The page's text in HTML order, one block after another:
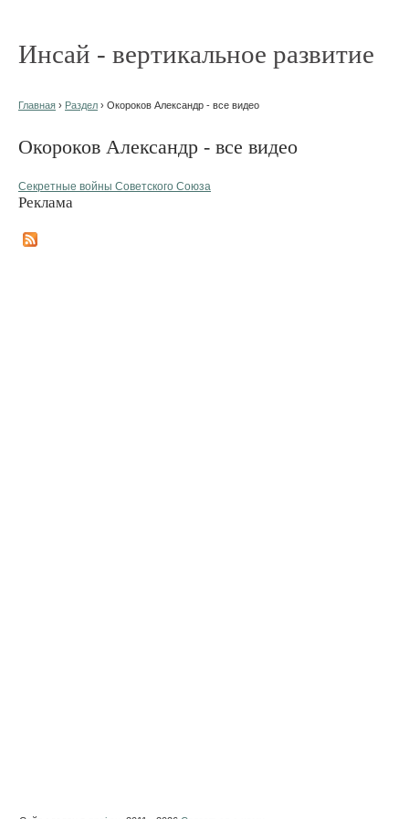
Инсай - вертикальное развитие
Главная › Раздел › Окороков Александр - все видео
Окороков Александр - все видео
Секретные войны Советского Союза
Реклама